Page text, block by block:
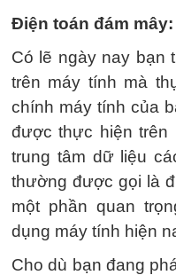
Điện toán đám
Có lẽ ngày nay bạn
trên máy tính mà
chính máy tính của
được thực hiện trên
trung tâm dữ liệu
thường được gọi là
một phần quan
dụng máy tính hiện
Cho dù bạn đang